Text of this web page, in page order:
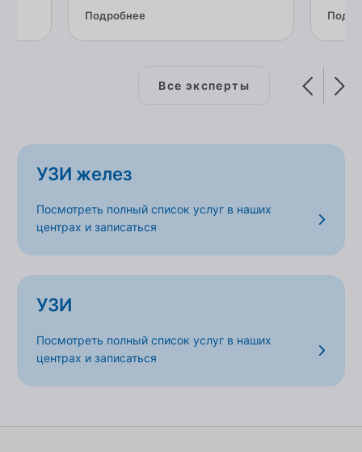
Подробнее
Все эксперты
УЗИ желез
Посмотреть полный список услуг в наших
центрах и записаться
УЗИ
Посмотреть полный список услуг в наших
центрах и записаться